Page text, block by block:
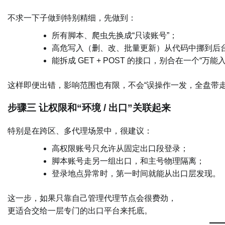
不求一下子做到特别精细，先做到：
所有脚本、爬虫先换成“只读账号”；
高危写入（删、改、批量更新）从代码中挪到后
能拆成 GET + POST 的接口，别合在一个“万能入
这样即便出错，影响范围也有限，不会“误操作一发，全盘带走
步骤三 让权限和“环境 / 出口”关联起来
特别是在跨区、多代理场景中，很建议：
高权限账号只允许从固定出口段登录；
脚本账号走另一组出口，和主号物理隔离；
登录地点异常时，第一时间就能从出口层发现。
这一步，如果只靠自己管理代理节点会很费劲，
更适合交给一层专门的出口平台来托底。